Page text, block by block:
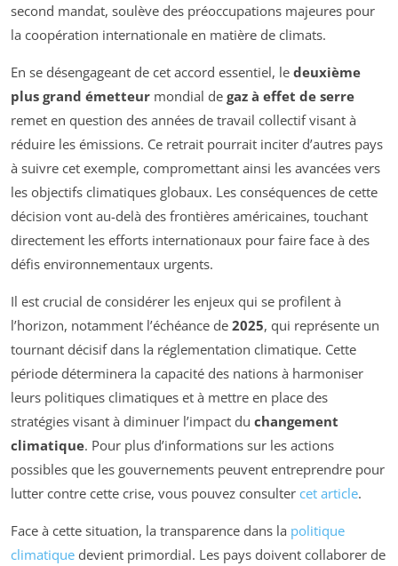
second mandat, soulève des préoccupations majeures pour
la coopération internationale en matière de climats.
En se désengageant de cet accord essentiel, le deuxième
plus grand émetteur mondial de gaz à effet de serre
remet en question des années de travail collectif visant à
réduire les émissions. Ce retrait pourrait inciter d’autres pays
à suivre cet exemple, compromettant ainsi les avancées vers
les objectifs climatiques globaux. Les conséquences de cette
décision vont au-delà des frontières américaines, touchant
directement les efforts internationaux pour faire face à des
défis environnementaux urgents.
Il est crucial de considérer les enjeux qui se profilent à
l’horizon, notamment l’échéance de 2025, qui représente un
tournant décisif dans la réglementation climatique. Cette
période déterminera la capacité des nations à harmoniser
leurs politiques climatiques et à mettre en place des
stratégies visant à diminuer l’impact du changement
climatique. Pour plus d’informations sur les actions
possibles que les gouvernements peuvent entreprendre pour
lutter contre cette crise, vous pouvez consulter cet article.
Face à cette situation, la transparence dans la politique
climatique devient primordial. Les pays doivent collaborer de